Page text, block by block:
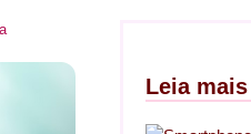
Leia mais